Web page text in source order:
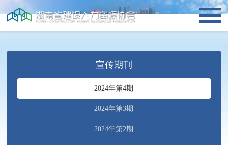
宣传期刊
2024年第4期
2024年第3期
2024年第2期